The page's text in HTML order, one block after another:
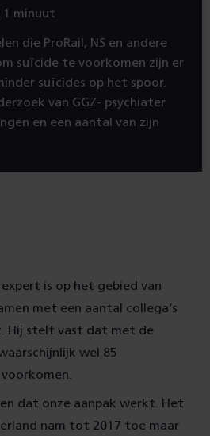
1 minuut
die ProRail, NS en andere
suïcide te voorkomen zijn er
suïcides op het spoor.
van GGZ- psychiater
en een aantal van zijn
is op het gebied van
met een aantal collega’s
Hij stelt vast dat met de
wel 85
dat onze aanpak werkt. Het
nam tot 2017 toe maar